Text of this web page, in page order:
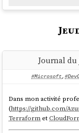
      "permission": {
          "*": "ask",
          "kubectl get *": "allow",
          "kubectl describe *": "allow",
          "kubectl logs *": "allow",
Journal du
#Microsoft,
Dans mon activité
(https://github.com/
Terraformet